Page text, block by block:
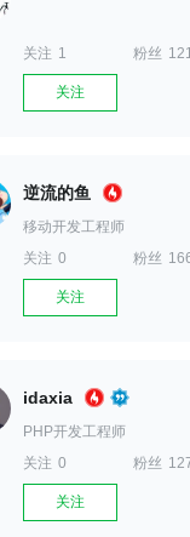
关注 1 粉丝
关注
逆流的鱼
移动开发工程师
关注 0 粉丝
关注
idaxia
PHP开发工程师
关注 0 粉丝
关注